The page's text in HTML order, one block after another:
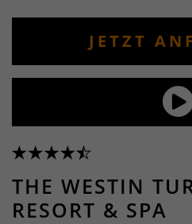
JETZT
THE WESTIN
RESORT & SPA